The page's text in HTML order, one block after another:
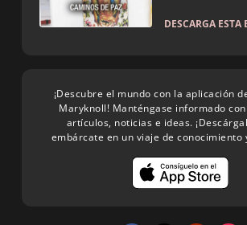
DESCARGA ESTA
¡Descubre el mundo con la aplicación
Maryknoll! Manténgase informado
artículos, noticias e ideas.
embárcate en un viaje de conocimiento